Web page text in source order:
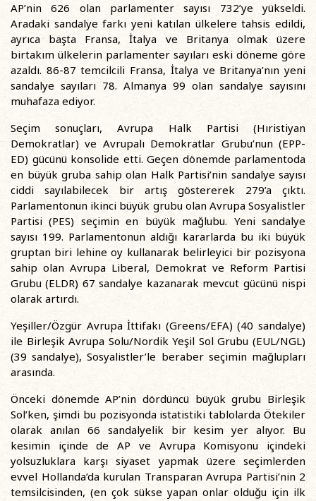
AP’nin 626 olan parlamenter sayısı 732’ye yükseldi.
Aradaki sandalye farkı yeni katılan ülkelere tahsis edildi,
ayrıca başta Fransa, İtalya ve Britanya olmak üzere
birtakım ülkelerin parlamenter sayıları eski döneme göre
azaldı. 86-87 temcilcili Fransa, İtalya ve Britanya’nın yeni
sandalye sayıları 78. Almanya 99 olan sandalye sayısını
muhafaza ediyor.
Seçim sonuçları, Avrupa Halk Partisi (Hıristiyan
Demokratlar) ve Avrupalı Demokratlar Grubu’nun (EPP-
ED) gücünü konsolide etti. Geçen dönemde parlamentoda
en büyük gruba sahip olan Halk Partisi’nin sandalye sayısı
ciddi sayılabilecek bir artış göstererek 279’a çıktı.
Parlamentonun ikinci büyük grubu olan Avrupa Sosyalistler
Partisi (PES) seçimin en büyük mağlubu. Yeni sandalye
sayısı 199. Parlamentonun aldığı kararlarda bu iki büyük
gruptan biri lehine oy kullanarak belirleyici bir pozisyona
sahip olan Avrupa Liberal, Demokrat ve Reform Partisi
Grubu (ELDR) 67 sandalye kazanarak mevcut gücünü nispi
olarak artırdı.
Yeşiller/Özgür Avrupa İttifakı (Greens/EFA) (40 sandalye)
ile Birleşik Avrupa Solu/Nordik Yeşil Sol Grubu (EUL/NGL)
(39 sandalye), Sosyalistler’le beraber seçimin mağlupları
arasında.
Önceki dönemde AP’nin dördüncü büyük grubu Birleşik
Sol’ken, şimdi bu pozisyonda istatistiki tablolarda Ötekiler
olarak anılan 66 sandalyelik bir kesim yer alıyor. Bu
kesimin içinde de AP ve Avrupa Komisyonu içindeki
yolsuzluklara karşı siyaset yapmak üzere seçimlerden
evvel Hollanda’da kurulan Transparan Avrupa Partisi’nin 2
temsilcisinden, (en çok sükse yapan onlar olduğu için ilk